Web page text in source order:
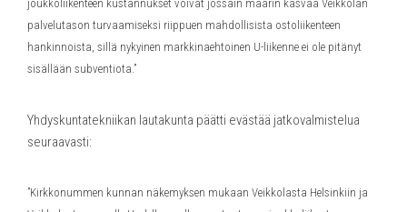
joukkoliikenteen kustannukset voivat jossain määrin kasvaa Veikkolan
palvelutason turvaamiseksi riippuen mahdollisista ostoliikenteen
hankinnoista, sillä nykyinen markkinaehtoinen U-liikenne ei ole pitänyt
sisällään subventiota.”
Yhdyskuntatekniikan lautakunta päätti evästää jatkovalmistelua
seuraavasti:
”Kirkkonummen kunnan näkemyksen mukaan Veikkolasta Helsinkiin ja